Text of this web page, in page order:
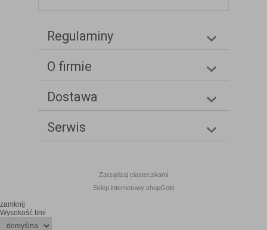
Regulaminy
O firmie
Dostawa
Serwis
Zarządzaj ciasteczkami
Sklep internetowy shopGold
zamknij
Wysokość linii